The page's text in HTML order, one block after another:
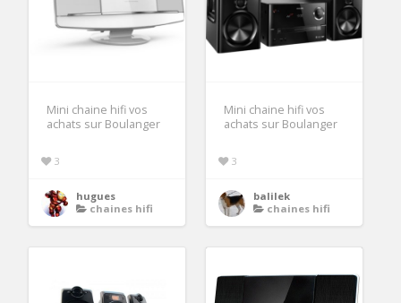
Mini chaine hifi vos
achats sur Boulanger
3
hugues
chaines hifi
Mini chaine hifi vos
achats sur Boulanger
3
balilek
chaines hifi